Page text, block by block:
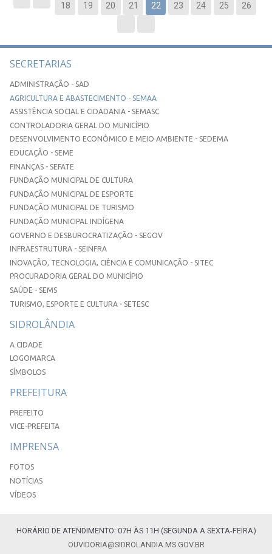
18 19 20 21 22 23 24 25 26
SECRETARIAS
ADMINISTRAÇÃO - SAD
AGRICULTURA E ABASTECIMENTO - SEMAA
ASSISTÊNCIA SOCIAL E CIDADANIA - SEMASC
CONTROLADORIA GERAL DO MUNICÍPIO
DESENVOLVIMENTO ECONÔMICO E MEIO AMBIENTE - SEDEMA
EDUCAÇÃO - SEME
FINANÇAS - SEFATE
FUNDAÇÃO MUNICIPAL DE CULTURA
FUNDAÇÃO MUNICIPAL DE ESPORTE
FUNDAÇÃO MUNICIPAL DE TURISMO
FUNDAÇÃO MUNICIPAL INDÍGENA
GOVERNO E DESBUROCRATIZAÇÃO - SEGOV
INFRAESTRUTURA - SEINFRA
INOVAÇÃO, TECNOLOGIA, CIÊNCIA E COMUNICAÇÃO - SITEC
PROCURADORIA GERAL DO MUNICÍPIO
SAÚDE - SEMS
TURISMO, ESPORTE E CULTURA - SETESC
SIDROLÂNDIA
A CIDADE
LOGOMARCA
SÍMBOLOS
PREFEITURA
PREFEITO
VICE-PREFEITA
IMPRENSA
FOTOS
NOTÍCIAS
VÍDEOS
HORÁRIO DE ATENDIMENTO: 07H ÀS 11H (SEGUNDA A SEXTA-FEIRA)
OUVIDORIA@SIDROLANDIA.MS.GOV.BR